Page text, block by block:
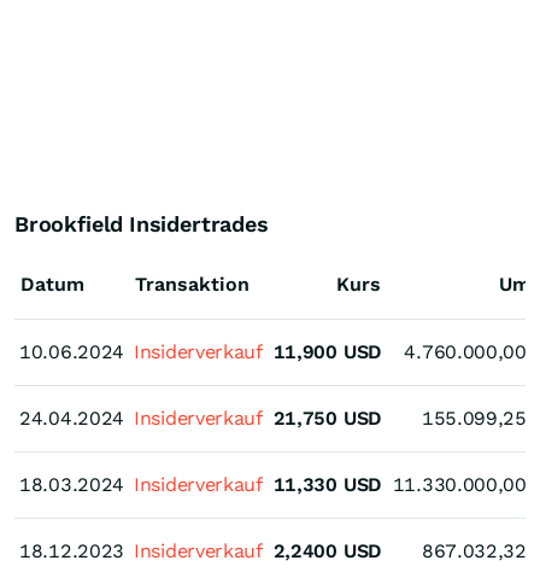
Brookfield Insidertrades
Datum
10.06.2024
24.04.2024
18.03.2024
18.12.2023
Transaktion Kurs
10.06.2024 Insiderverkauf 11,900 USD 4.760.000,00
24.04.2024 Insiderverkauf 21,750 USD 155.099,25
18.03.2024 Insiderverkauf 11,330 USD 11.330.000,00
18.12.2023 Insiderverkauf 2,2400 USD 867.032,32